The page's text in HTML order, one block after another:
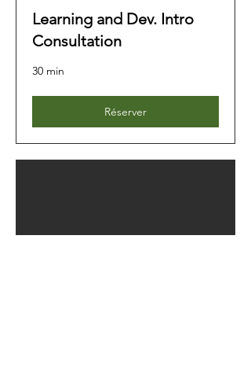
Learning and Dev. Intro
Consultation
30 min
Réserver